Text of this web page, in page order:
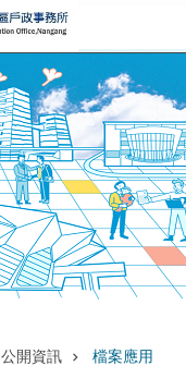
公開資訊 檔案應用